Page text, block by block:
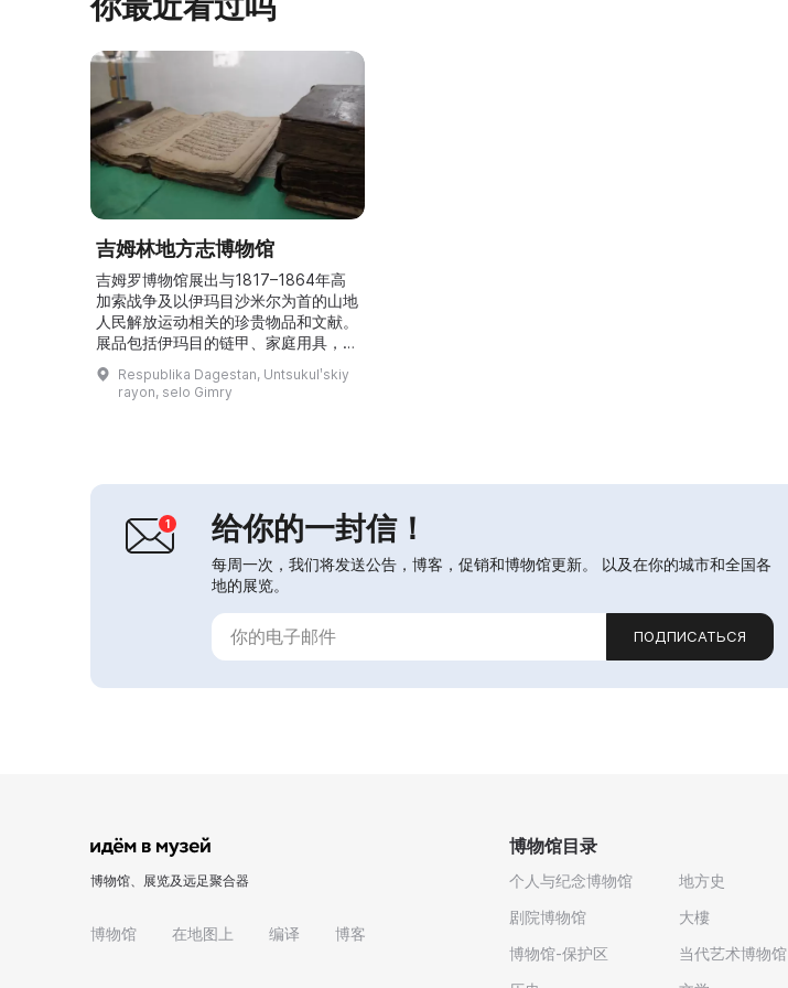
吉姆林地方志博物馆
吉姆罗博物馆展出与1817–1864年高
加索战争及以伊玛目沙米尔为首的山地
人民解放运动相关的珍贵物品和文献。
展品包括伊玛目的链甲、家庭用具，以
及年代超过200年的手写古兰经。其中
最珍贵的是一些特殊的私人日记，写在
书页之间，记述了孩子的出生、家务事
1000件。博物馆于2001年开放。...
Respublika Dagestan, Untsukulʹskiy
rayon, selo Gimry
给你的一封信！
每周一次，我们将发送公告，博客，促销和博物馆更新。 以及在你的城市和全国各
地的展览。
ПОДПИСАТЬСЯ
博物馆、展览及远足聚合器
博物馆 在地图上 编译 博客
博物馆目录
个人与纪念博物馆
剧院博物馆
博物馆-保护区
地方史
大樓
当代艺术博物馆